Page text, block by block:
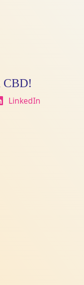
CBD!
LinkedIn